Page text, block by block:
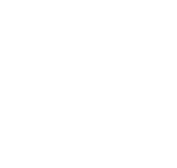
высоких
в
организация
и